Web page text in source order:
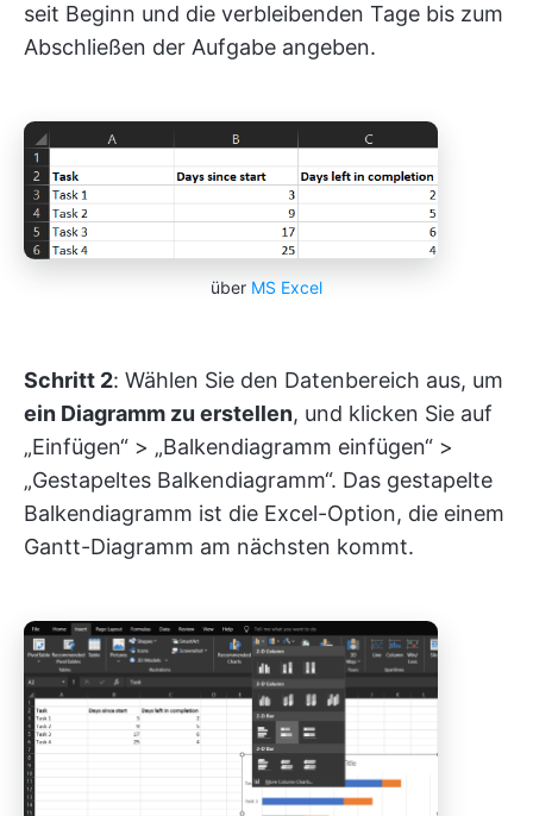
seit Beginn und die verbleibenden Tage bis zum
Abschließen der Aufgabe angeben.
über MS Excel
Schritt 2: Wählen Sie den Datenbereich aus, um
ein Diagramm zu erstellen, und klicken Sie auf
„Einfügen“ > „Balkendiagramm einfügen“ >
„Gestapeltes Balkendiagramm“. Das gestapelte
Balkendiagramm ist die Excel-Option, die einem
Gantt-Diagramm am nächsten kommt.